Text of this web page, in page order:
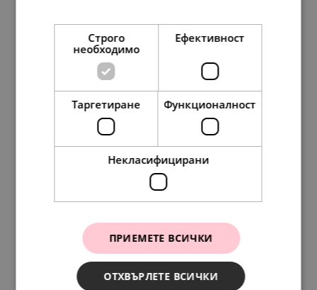
Pandora Пръстен По вълните
122.00
Строго
необходимо
Ефективност
Таргетиране Функционалност
Некласифицирани
ПРИЕМЕТЕ ВСИЧКИ
ОТХВЪРЛЕТЕ ВСИЧКИ